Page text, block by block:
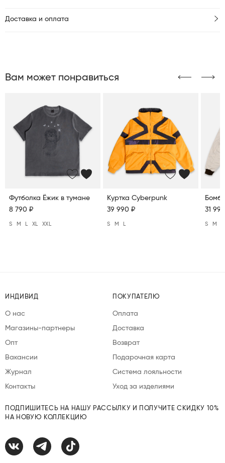
Доставка и оплата
Вам может понравиться
Футболка Ёжик в тумане
8 790 ₽
S M XL XXL
Куртка Cyberpunk
39 990 ₽
S M
31
S M
ИНДИВИД
О нас
Магазины-партнеры
Опт
Вакансии
Журнал
Контакты
ПОКУПАТЕЛЮ
Оплата
Доставка
Возврат
Подарочная карта
Система лояльности
Уход за изделиями
ПОДПИШИТЕСЬ НА НАШУ РАССЫЛКУ И ПОЛУЧИТЕ СКИДКУ 10%
НА НОВУЮ КОЛЛЕКЦИЮ